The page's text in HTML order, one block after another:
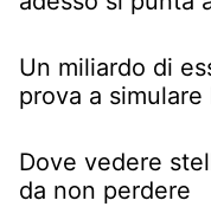
Un miliardo di
prova a simulare
Dove vedere
da non perdere